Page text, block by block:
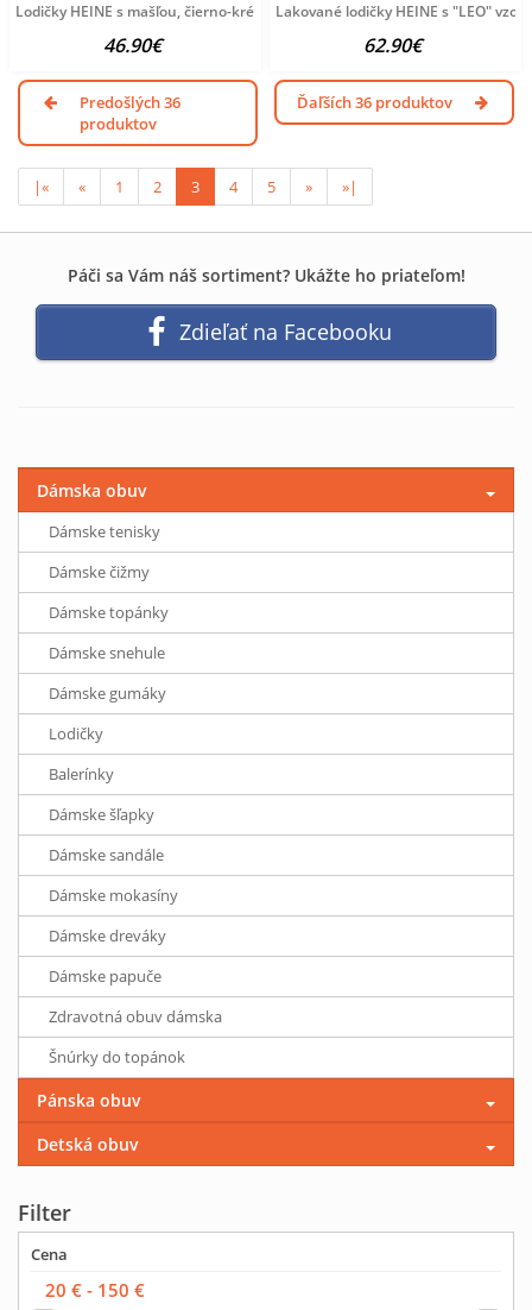
Lodičky HEINE s mašľou, čierno-krémová
46.90€
Lakované lodičky HEINE s "LEO"
62.90€
Predošlých 36
produktov
Ďaľších 36 produktov
|« « 1 2 3 4 5 » »|
Páči sa Vám náš sortiment? Ukážte ho priateľom!
Zdieľať na Facebooku
Dámska obuv
Dámske tenisky
Dámske čižmy
Dámske topánky
Dámske snehule
Dámske gumáky
Lodičky
Balerínky
Dámske šľapky
Dámske sandále
Dámske mokasíny
Dámske dreváky
Dámske papuče
Zdravotná obuv dámska
Šnúrky do topánok
Pánska obuv
Detská obuv
Filter
Cena